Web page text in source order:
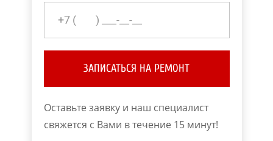
ЗАПИСАТЬСЯ НА РЕМОНТ
Оставьте заявку и наш специалист
свяжется с Вами в течение 15 минут!